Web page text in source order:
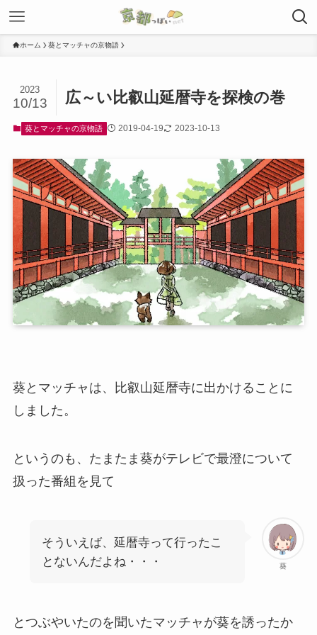
ホーム 葵とマッチャの京物語
広～い比叡山延暦寺を探検の巻
2023
10/13
葵とマッチャの京物語 2019-04-19 2023-10-13
葵とマッチャは、比叡山延暦寺に出かけることに
しました。
というのも、たまたま葵がテレビで最澄について
扱った番組を見て
葵
そういえば、延暦寺って行ったこ
とないんだよね・・・
とつぶやいたのを聞いたマッチャが葵を誘ったか